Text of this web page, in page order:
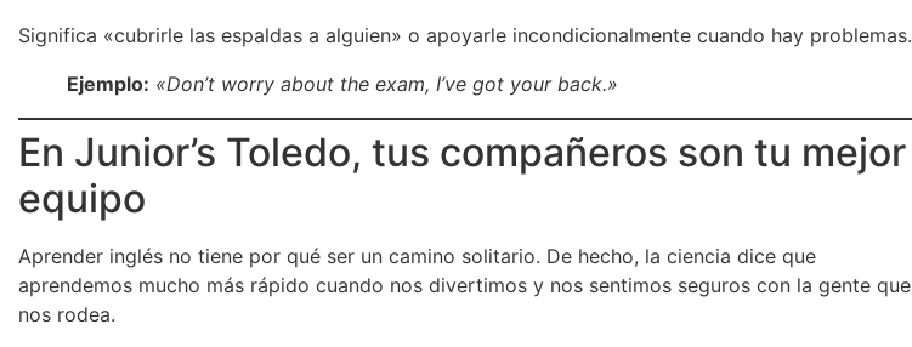
Significa «cubrirle las espaldas a alguien» o apoyarle incondicionalmente cuando hay problemas.
Ejemplo: «Don’t worry about the exam, I’ve got your back.»
En Junior’s Toledo, tus compañeros son tu mejor
equipo
Aprender inglés no tiene por qué ser un camino solitario. De hecho, la ciencia dice que
aprendemos mucho más rápido cuando nos divertimos y nos sentimos seguros con la gente que
nos rodea.